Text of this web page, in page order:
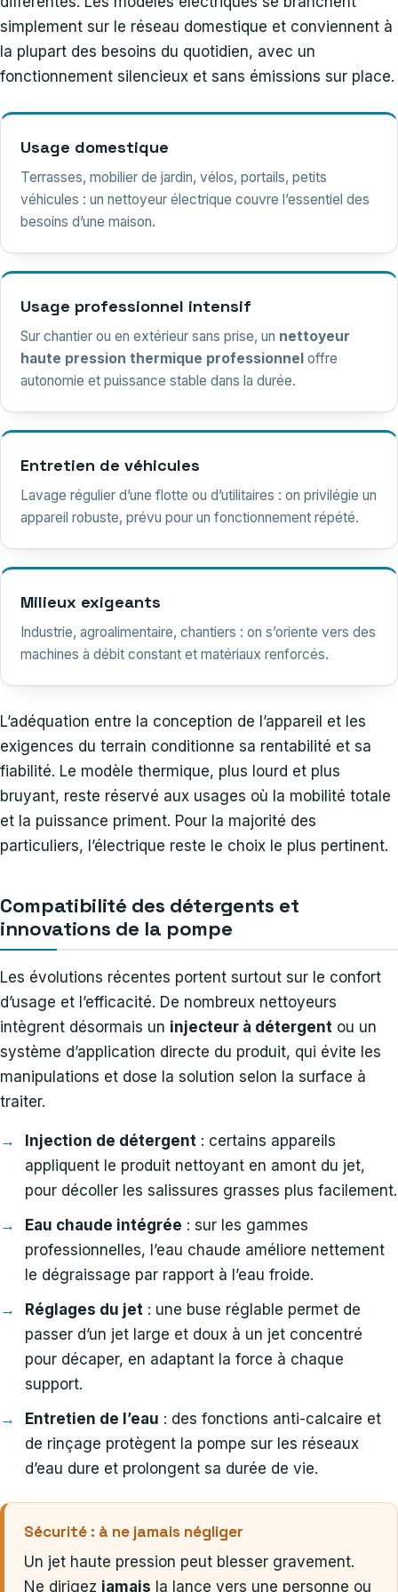
simplement sur le réseau domestique et conviennent à
la plupart des besoins du quotidien, avec un
fonctionnement silencieux et sans émissions sur place.
Usage domestique
Terrasses, mobilier de jardin, vélos, portails, petits
véhicules : un nettoyeur électrique couvre l’essentiel des
besoins d’une maison.
Usage professionnel intensif
Sur chantier ou en extérieur sans prise, un nettoyeur
haute pression thermique professionnel offre
autonomie et puissance stable dans la durée.
Entretien de véhicules
Lavage régulier d’une flotte ou d’utilitaires : on privilégie un
appareil robuste, prévu pour un fonctionnement répété.
Milieux exigeants
Industrie, agroalimentaire, chantiers : on s’oriente vers des
machines à débit constant et matériaux renforcés.
L’adéquation entre la conception de l’appareil et les
exigences du terrain conditionne sa rentabilité et sa
fiabilité. Le modèle thermique, plus lourd et plus
bruyant, reste réservé aux usages où la mobilité totale
et la puissance priment. Pour la majorité des
particuliers, l’électrique reste le choix le plus pertinent.
Compatibilité des détergents et
innovations de la pompe
Les évolutions récentes portent surtout sur le confort
d’usage et l’efficacité. De nombreux nettoyeurs
intègrent désormais un injecteur à détergent ou un
système d’application directe du produit, qui évite les
manipulations et dose la solution selon la surface à
traiter.
Injection de détergent : certains appareils
appliquent le produit nettoyant en amont du jet,
pour décoller les salissures grasses plus facilement.
Eau chaude intégrée : sur les gammes
professionnelles, l’eau chaude améliore nettement
le dégraissage par rapport à l’eau froide.
Réglages du jet : une buse réglable permet de
passer d’un jet large et doux à un jet concentré
pour décaper, en adaptant la force à chaque
support.
Entretien de l’eau : des fonctions anti-calcaire et
de rinçage protègent la pompe sur les réseaux
d’eau dure et prolongent sa durée de vie.
Sécurité : à ne jamais négliger
Un jet haute pression peut blesser gravement.
Ne dirigez jamais la lance vers une personne ou